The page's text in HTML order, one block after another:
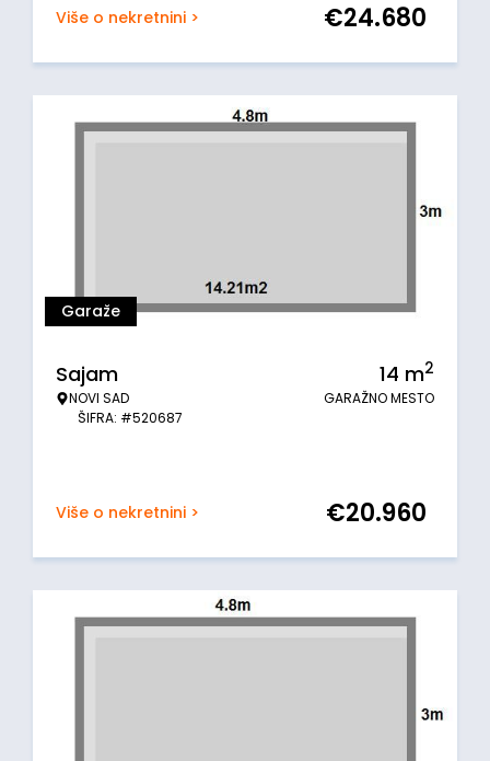
Više o nekretnini > €24.680
Garaže
Sajam
NOVI SAD
ŠIFRA: #520687
14 m2
GARAŽNO MESTO
Više o nekretnini > €20.960